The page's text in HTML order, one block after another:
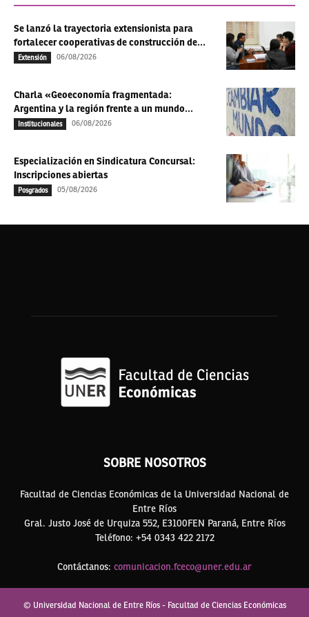
Se lanzó la trayectoria extensionista para
fortalecer cooperativas de construcción de...
Extensión 06/08/2026
Charla «Geoeconomía fragmentada:
Argentina y la región frente a un mundo...
Institucionales 06/08/2026
Especialización en Sindicatura Concursal:
Inscripciones abiertas
Posgrados 05/08/2026
SOBRE NOSOTROS
Facultad de Ciencias Económicas de la Universidad Nacional de
Entre Ríos
Gral. Justo José de Urquiza 552, E3100FEN Paraná, Entre Ríos
Teléfono: +54 0343 422 2172
Contáctanos: comunicacion.fceco@uner.edu.ar
© Universidad Nacional de Entre Ríos - Facultad de Ciencias Económicas